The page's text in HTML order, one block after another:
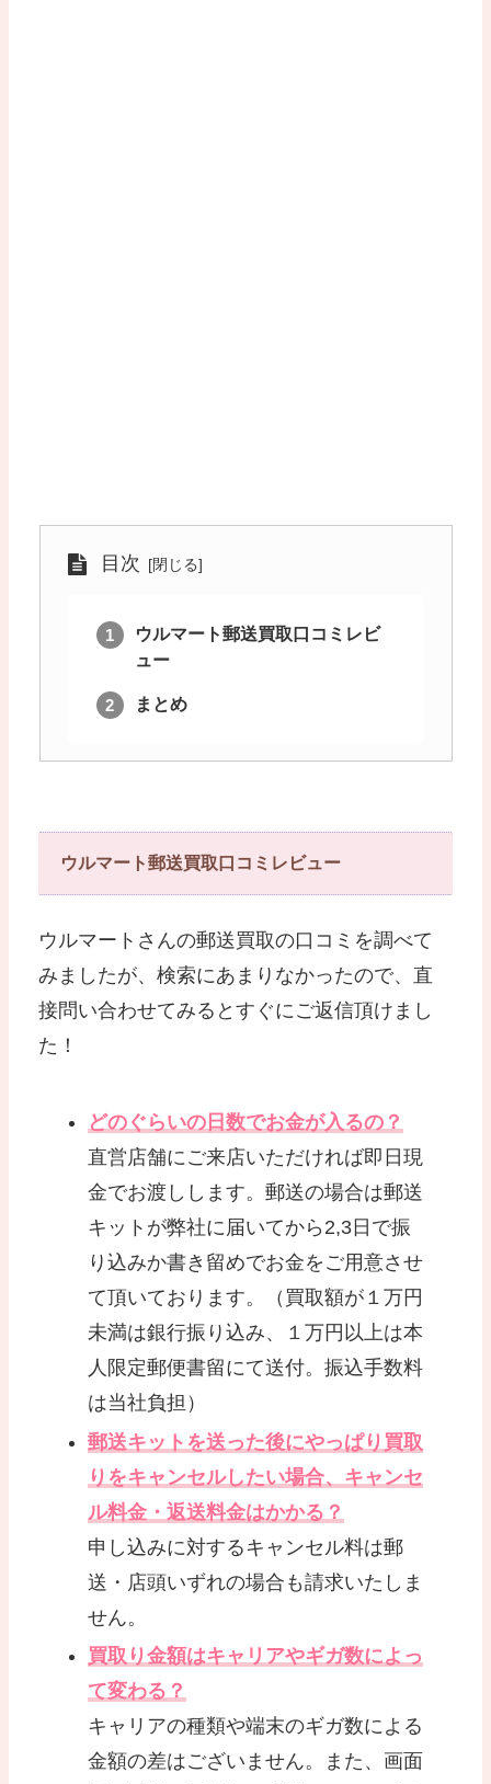
目次
ウルマート郵送買取口コミレビ
ュー
まとめ
ウルマート郵送買取口コミレビュー
ウルマートさんの郵送買取の口コミを調べて
みましたが、検索にあまりなかったので、直
接問い合わせてみるとすぐにご返信頂けまし
た！
どのぐらいの日数でお金が入るの？
直営店舗にご来店いただければ即日現
金でお渡しします。郵送の場合は郵送
キットが弊社に届いてから2,3日で振
り込みか書き留めでお金をご用意させ
て頂いております。（買取額が１万円
未満は銀行振り込み、１万円以上は本
人限定郵便書留にて送付。振込手数料
は当社負担）
郵送キットを送った後にやっぱり買取
りをキャンセルしたい場合、キャンセ
ル料金・返送料金はかかる？
申し込みに対するキャンセル料は郵
送・店頭いずれの場合も請求いたしま
せん。
買取り金額はキャリアやギガ数によっ
て変わる？
キャリアの種類や端末のギガ数による
金額の差はございません。また、画面